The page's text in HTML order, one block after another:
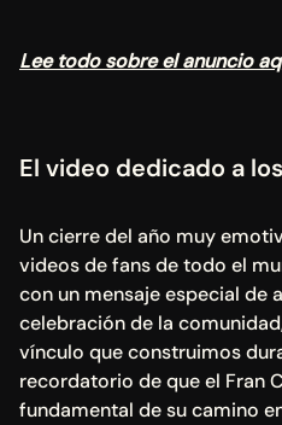
Lee todo sobre el anuncio
El video dedicado a
Un cierre del año muy
videos de fans de todo el
con un mensaje especial de
celebración de la
vínculo que construimos
recordatorio de que el Fran
fundamental de su camino